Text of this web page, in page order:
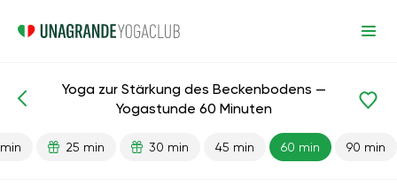
Fertige Lektionen Becken
Yoga zur Stärkung des Beckenbodens —
Yogastunde 60 Minuten
25 min 30 min 45 min 60 min 90 min